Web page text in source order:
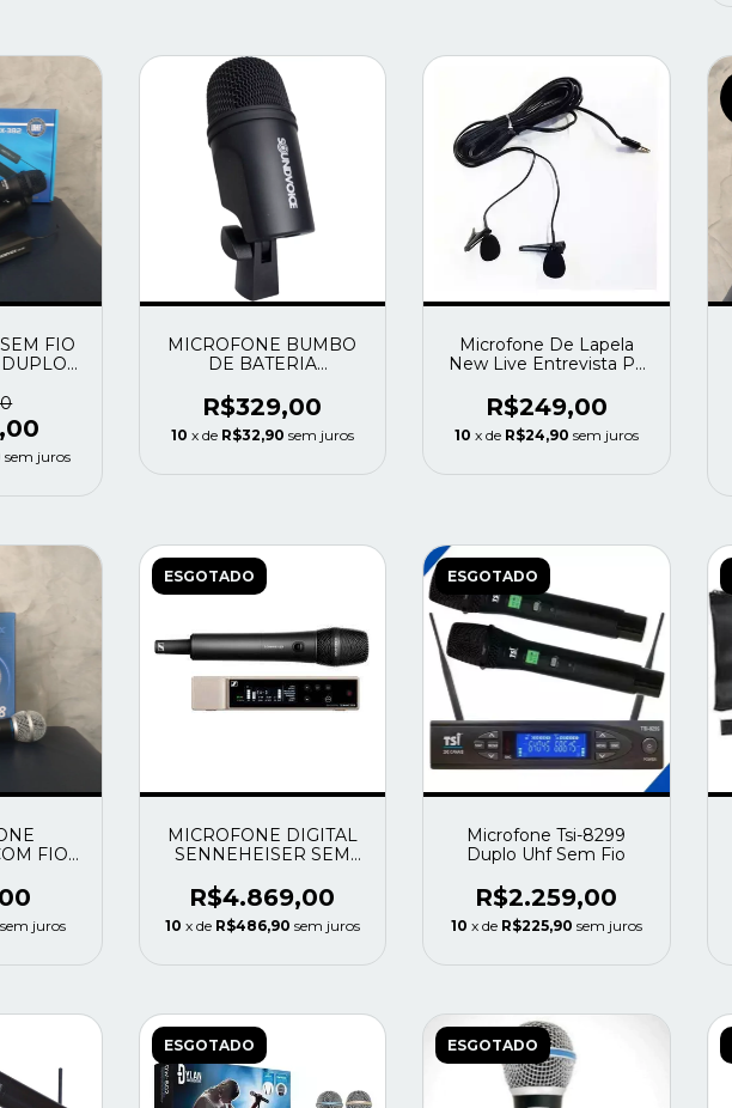
FIO
sem juros
MICROFONE BUMBO
DE BATERIA
R$329,00
10 x de R$32,90 sem juros
Microfone De Lapela
New Live Entrevista P2
R$249,00
10 x de R$24,90 sem juros
FIO
sem juros
ESGOTADO
MICROFONE DIGITAL
SENNEHEISER SEM
R4-9 USADO
R$4.869,00
10 x de R$486,90 sem juros
ESGOTADO
Microfone Tsi-8299
Duplo Uhf Sem Fio
R$2.259,00
10 x de R$225,90 sem juros
ESGOTADO ESGOTADO